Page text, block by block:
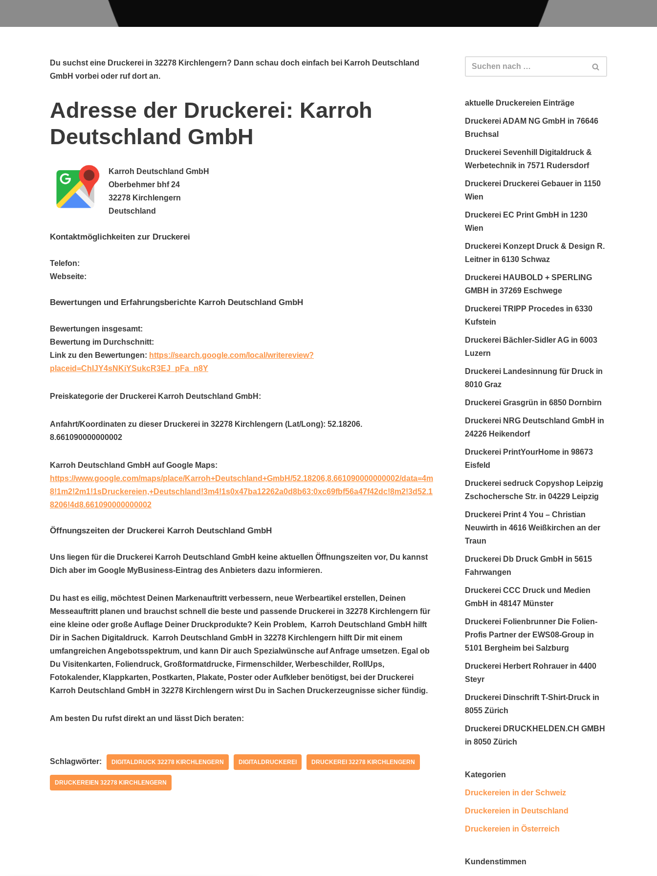
Du suchst eine Druckerei in 32278 Kirchlengern? Dann schau doch einfach bei Karroh Deutschland
GmbH vorbei oder ruf dort an.
Adresse der Druckerei: Karroh
Deutschland GmbH
Karroh Deutschland GmbH
Oberbehmer bhf 24
32278 Kirchlengern
Deutschland
Kontaktmöglichkeiten zur Druckerei
Telefon:
Webseite:
Bewertungen und Erfahrungsberichte Karroh Deutschland GmbH
Bewertungen insgesamt:
Bewertung im Durchschnitt:
Link zu den Bewertungen: https://search.google.com/local/writereview?
placeid=ChIJY4sNKiYSukcR3EJ_pFa_n8Y
Preiskategorie der Druckerei Karroh Deutschland GmbH:
Anfahrt/Koordinaten zu dieser Druckerei in 32278 Kirchlengern (Lat/Long): 52.18206.
8.661090000000002
Karroh Deutschland GmbH auf Google Maps:
https://www.google.com/maps/place/Karroh+Deutschland+GmbH/52.18206,8.661090000000002/data=4m
8!1m2!2m1!1sDruckereien,+Deutschland!3m4!1s0x47ba12262a0d8b63:0xc69fbf56a47f42dc!8m2!3d52.1
8206!4d8.661090000000002
Öffnungszeiten der Druckerei Karroh Deutschland GmbH
Uns liegen für die Druckerei Karroh Deutschland GmbH keine aktuellen Öffnungszeiten vor, Du kannst
Dich aber im Google MyBusiness-Eintrag des Anbieters dazu informieren.
Du hast es eilig, möchtest Deinen Markenauftritt verbessern, neue Werbeartikel erstellen, Deinen
Messeauftritt planen und brauchst schnell die beste und passende Druckerei in 32278 Kirchlengern für
eine kleine oder große Auflage Deiner Druckprodukte? Kein Problem, Karroh Deutschland GmbH hilft
Dir in Sachen Digitaldruck. Karroh Deutschland GmbH in 32278 Kirchlengern hilft Dir mit einem
umfangreichen Angebotsspektrum, und kann Dir auch Spezialwünsche auf Anfrage umsetzen. Egal ob
Du Visitenkarten, Foliendruck, Großformatdrucke, Firmenschilder, Werbeschilder, RollUps,
Fotokalender, Klappkarten, Postkarten, Plakate, Poster oder Aufkleber benötigst, bei der Druckerei
Karroh Deutschland GmbH in 32278 Kirchlengern wirst Du in Sachen Druckerzeugnisse sicher fündig.
Am besten Du rufst direkt an und lässt Dich beraten:
Schlagwörter: DIGITALDRUCK 32278 KIRCHLENGERN DIGITALDRUCKEREI DRUCKEREI 32278 KIRCHLENGERN
DRUCKEREIEN 32278 KIRCHLENGERN
aktuelle Druckereien Einträge
Druckerei ADAM NG GmbH in 76646
Bruchsal
Druckerei Sevenhill Digitaldruck &
Werbetechnik in 7571 Rudersdorf
Druckerei Druckerei Gebauer in 1150
Wien
Druckerei EC Print GmbH in 1230
Wien
Druckerei Konzept Druck & Design R.
Leitner in 6130 Schwaz
Druckerei HAUBOLD + SPERLING
GMBH in 37269 Eschwege
Druckerei TRIPP Procedes in 6330
Kufstein
Druckerei Bächler-Sidler AG in 6003
Luzern
Druckerei Landesinnung für Druck in
8010 Graz
Druckerei Grasgrün in 6850 Dornbirn
Druckerei NRG Deutschland GmbH in
24226 Heikendorf
Druckerei PrintYourHome in 98673
Eisfeld
Druckerei sedruck Copyshop Leipzig
Zschochersche Str. in 04229 Leipzig
Druckerei Print 4 You – Christian
Neuwirth in 4616 Weißkirchen an der
Traun
Druckerei Db Druck GmbH in 5615
Fahrwangen
Druckerei CCC Druck und Medien
GmbH in 48147 Münster
Druckerei Folienbrunner Die Folien-
Profis Partner der EWS08-Group in
5101 Bergheim bei Salzburg
Druckerei Herbert Rohrauer in 4400
Steyr
Druckerei Dinschrift T-Shirt-Druck in
8055 Zürich
Druckerei DRUCKHELDEN.CH GMBH
in 8050 Zürich
Kategorien
Druckereien in der Schweiz
Druckereien in Deutschland
Druckereien in Österreich
Kundenstimmen